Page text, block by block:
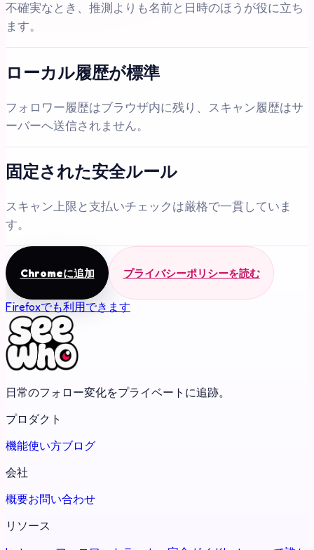
不確実なとき、推測よりも名前と日時のほうが役に立ち
ます。
ローカル履歴が標準
フォロワー履歴はブラウザ内に残り、スキャン履歴はサ
ーバーへ送信されません。
固定された安全ルール
スキャン上限と支払いチェックは厳格で一貫していま
す。
Chromeに追加 プライバシーポリシーを読む
Firefoxでも利用できます
日常のフォロー変化をプライベートに追跡。
プロダクト
機能使い方ブログ
会社
概要お問い合わせ
リソース